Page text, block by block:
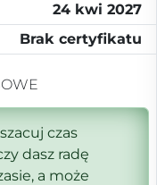
24 kwi 2027
Brak certyfikatu
czas
dasz radę
a może